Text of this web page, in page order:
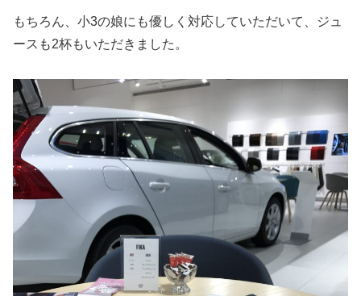
もちろん、小3の娘にも優しく対応していただいて、ジュ
ースも2杯もいただきました。